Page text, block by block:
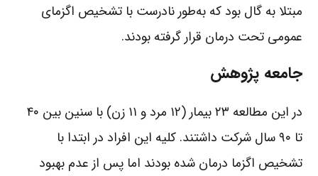
مبتلا به گال بود که به‌طور نادرست با تشخیص اگزمای
عمومی تحت درمان قرار گرفته بودند.
جامعه پژوهش
در این مطالعه ۲۳ بیمار (۱۲ مرد و ۱۱ زن) با سنین بین ۴۰
تا ۹۰ سال شرکت داشتند. کلیه این افراد در ابتدا با
تشخیص اگزما درمان شده بودند اما پس از عدم بهبود